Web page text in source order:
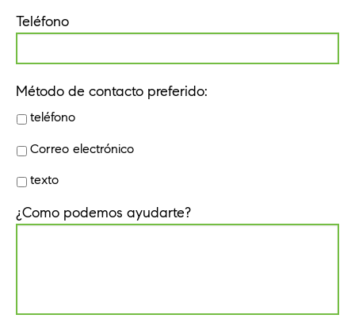
Teléfono
Método de contacto preferido:
teléfono
Correo electrónico
texto
¿Como podemos ayudarte?